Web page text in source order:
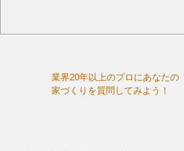
業界20年以上のプロにあなたの
家づくりを質問してみよう！